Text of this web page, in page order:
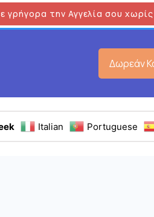
γρήγορα την Αγγελία σου
Δωρεάν
Italian Portuguese